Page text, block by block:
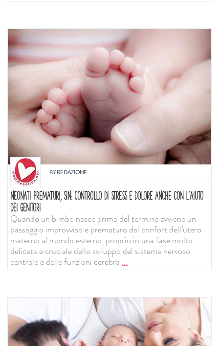
BYREDAZIONE
NEONATI PREMATURI, SIN: CONTROLLO DI STRESS E DOLORE ANCHE CON L'AIUTO
DEI GENITORI
Quando un bimbo nasce prima del termine avviene un
passaggio improvviso e prematuro dal confort dell’utero
materno al mondo esterno, proprio in una fase molto
delicata e cruciale dello sviluppo del sistema nervoso
centrale e delle funzioni cerebra...